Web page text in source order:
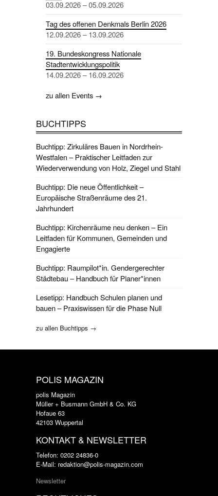
03.09.2026 – 05.09.2026
Tag des offenen Denkmals Berlin 2026
12.09.2026 – 13.09.2026
19. Bundeskongress Nationale
Stadtentwicklungspolitik
14.09.2026 – 16.09.2026
zu allen Events →
BUCHTIPPS
Buchtipp: Zirkuläres Bauen in Nordrhein-
Westfalen – Praktischer Leitfaden zur
Wiederverwendung von Holz, Ziegel und Stahl
Buchtipp: Die neue Öffentlichkeit –
Europäische Straßenräume des 21.
Jahrhundert
Buchtipp: Kirchenräume neu denken – Ein
Leitfaden für Kommunen, Gemeinden und
Engagierte
Buchtipp: Raumpilot*in. Gendergerechter
Städtebau – Handbuch für Planer*innen
Lesetipp: Handbuch Schulen planen und
bauen – Praxiswissen für die Phase Null
zu allen Buchtipps →
POLIS MAGAZIN
polis Magazin
Müller + Busmann GmbH & Co. KG
Hofaue 63
42103 Wuppertal
KONTAKT & NEWSLETTER
Telefon: 0202 24836-0
E-Mail: redaktion@polis-magazin.com
Newsletter